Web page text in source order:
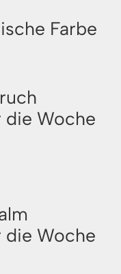
Farbe
die Woche
die Woche